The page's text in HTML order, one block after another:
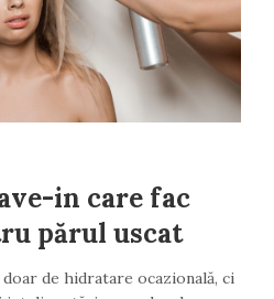
in care fac
părul uscat
de hidratare ocazională, ci